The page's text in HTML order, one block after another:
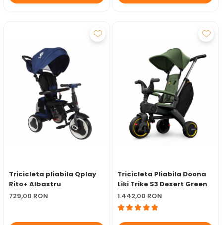
Tricicleta pliabila Qplay
Rito+ Albastru
729,00 RON
Tricicleta Pliabila Doona
Liki Trike S3 Desert Green
1.442,00 RON